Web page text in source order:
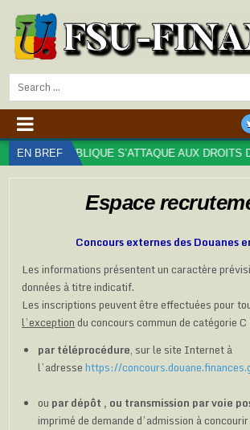
Search
for:
EN BREFS’ATTAQUE AUX DROITS DES
Espace
Concours externes des Douanes
Les informations présentent un caractère
données à titre indicatif.
Les inscriptions peuvent être effectuées pour
l’exceptiondu concours commun de catégorie C
par téléprocédure, sur le site Internet à
l’adressehttps://
ou par dépôt , ou transmission par voie
imprimé de demande d’admission à